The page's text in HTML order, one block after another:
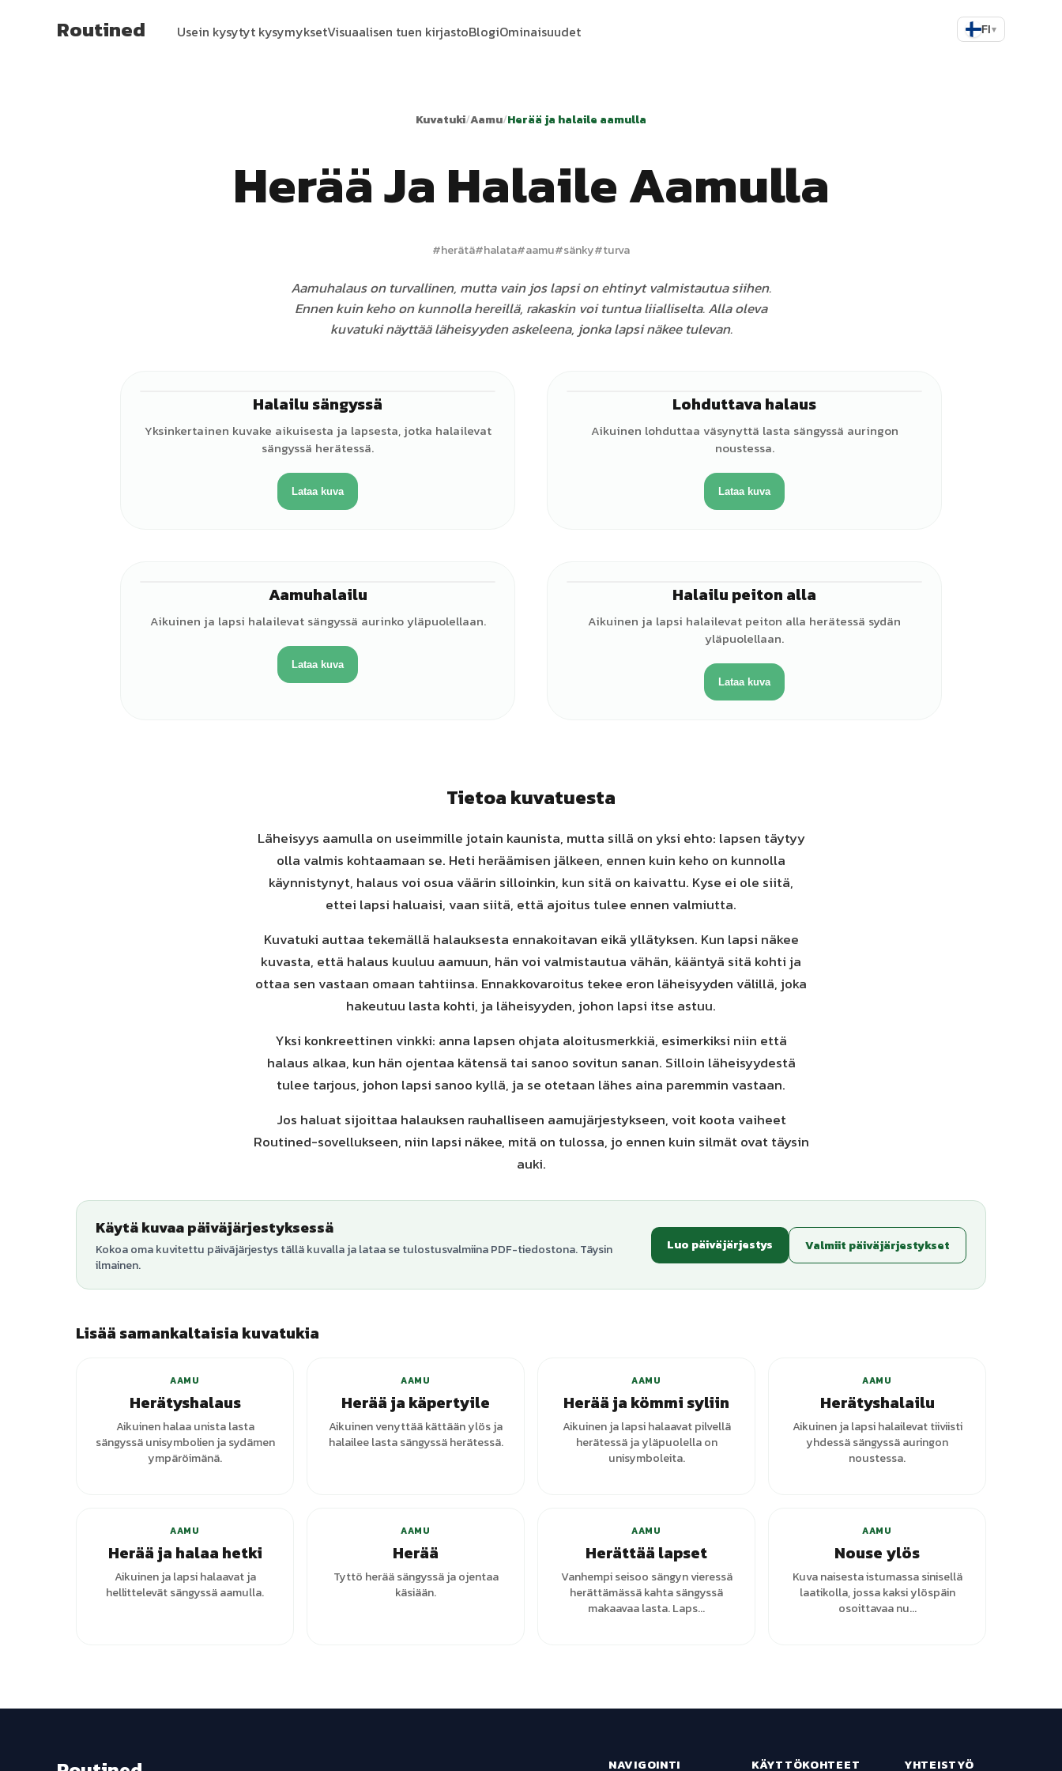
Routined Usein kysytyt kysymyksetVisuaalisen tuen kirjastoBlogiOminaisuudet FI▾
Kuvatuki/Aamu/Herää ja halaile aamulla
Herää Ja Halaile Aamulla
#herätä#halata#aamu#sänky#turva
Aamuhalaus on turvallinen, mutta vain jos lapsi on ehtinyt valmistautua siihen.
Ennen kuin keho on kunnolla hereillä, rakaskin voi tuntua liialliselta. Alla oleva
kuvatuki näyttää läheisyyden askeleena, jonka lapsi näkee tulevan.
Halailu sängyssä
Yksinkertainen kuvake aikuisesta ja lapsesta, jotka halailevat
sängyssä herätessä.
Lataa kuva
Lohduttava halaus
Aikuinen lohduttaa väsynyttä lasta sängyssä auringon
noustessa.
Lataa kuva
Aamuhalailu
Aikuinen ja lapsi halailevat sängyssä aurinko yläpuolellaan.
Lataa kuva
Halailu peiton alla
Aikuinen ja lapsi halailevat peiton alla herätessä sydän
yläpuolellaan.
Lataa kuva
Tietoa kuvatuesta
Läheisyys aamulla on useimmille jotain kaunista, mutta sillä on yksi ehto: lapsen täytyy
olla valmis kohtaamaan se. Heti heräämisen jälkeen, ennen kuin keho on kunnolla
käynnistynyt, halaus voi osua väärin silloinkin, kun sitä on kaivattu. Kyse ei ole siitä,
ettei lapsi haluaisi, vaan siitä, että ajoitus tulee ennen valmiutta.
Kuvatuki auttaa tekemällä halauksesta ennakoitavan eikä yllätyksen. Kun lapsi näkee
kuvasta, että halaus kuuluu aamuun, hän voi valmistautua vähän, kääntyä sitä kohti ja
ottaa sen vastaan omaan tahtiinsa. Ennakkovaroitus tekee eron läheisyyden välillä, joka
hakeutuu lasta kohti, ja läheisyyden, johon lapsi itse astuu.
Yksi konkreettinen vinkki: anna lapsen ohjata aloitusmerkkiä, esimerkiksi niin että
halaus alkaa, kun hän ojentaa kätensä tai sanoo sovitun sanan. Silloin läheisyydestä
tulee tarjous, johon lapsi sanoo kyllä, ja se otetaan lähes aina paremmin vastaan.
Jos haluat sijoittaa halauksen rauhalliseen aamujärjestykseen, voit koota vaiheet
Routined-sovellukseen, niin lapsi näkee, mitä on tulossa, jo ennen kuin silmät ovat täysin
auki.
Käytä kuvaa päiväjärjestyksessä
Kokoa oma kuvitettu päiväjärjestys tällä kuvalla ja lataa se tulostusvalmiina PDF-tiedostona. Täysin
ilmainen.
Luo päiväjärjestys Valmiit päiväjärjestykset
Lisää samankaltaisia kuvatukia
+3varianttia
AAMU
Herätyshalaus
Aikuinen halaa unista lasta
sängyssä unisymbolien ja sydämen
ympäröimänä.
AAMU
Herää ja käpertyile
Aikuinen venyttää kättään ylös ja
halailee lasta sängyssä herätessä.
AAMU
Herää ja kömmi syliin
Aikuinen ja lapsi halaavat pilvellä
herätessä ja yläpuolella on
unisymboleita.
AAMU
Herätyshalailu
Aikuinen ja lapsi halailevat tiiviisti
yhdessä sängyssä auringon
noustessa.
AAMU
Herää ja halaa hetki
Aikuinen ja lapsi halaavat ja
hellittelevät sängyssä aamulla.
AAMU
Herää
Tyttö herää sängyssä ja ojentaa
käsiään.
AAMU
Herättää lapset
Vanhempi seisoo sängyn vieressä
herättämässä kahta sängyssä
makaavaa lasta. Laps...
AAMU
Nouse ylös
Kuva naisesta istumassa sinisellä
laatikolla, jossa kaksi ylöspäin
osoittavaa nu...
NAVIGOINTI KÄYTTÖKOHTEET YHTEISTYÖ